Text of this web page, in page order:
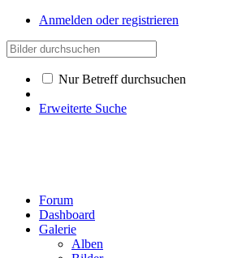
Anmelden oder registrieren
Nur Betreff durchsuchen
Erweiterte Suche
Forum
Dashboard
Galerie
Alben